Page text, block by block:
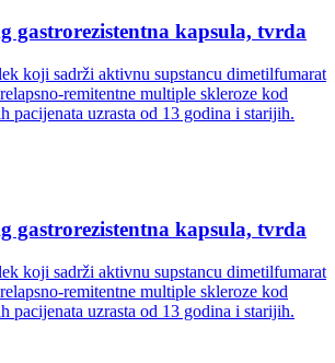
gastrorezistentna kapsula, tvrda
koji sadrži aktivnu supstancu dimetilfumarat
remitentne multiple skleroze kod
pacijenata uzrasta od 13 godina i starijih.
gastrorezistentna kapsula, tvrda
koji sadrži aktivnu supstancu dimetilfumarat
remitentne multiple skleroze kod
pacijenata uzrasta od 13 godina i starijih.